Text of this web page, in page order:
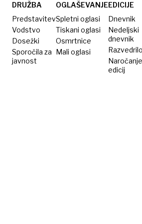
s svojo
energijo
premikal
meje
zgradil
paradiž
DRUŽBA
Predstavitev
Vodstvo
Dosežki
Sporočila za
javnost
OGLAŠEVANJE
Spletni oglasi
Tiskani oglasi
Osmrtnice
Mali oglasi
EDICIJE
Dnevnik
Nedeljski
dnevnik
Razvedrilo
Naročanje
edicij